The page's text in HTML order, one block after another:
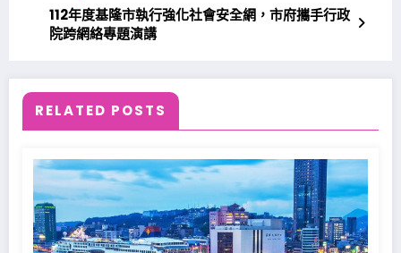
112年度基隆市執行強化社會安全網，市府攜手行政
院跨網絡專題演講
RELATED POSTS